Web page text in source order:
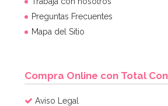
Preguntas Frecuentes
Mapa del Sitio
Compra Online con Total
Aviso Legal